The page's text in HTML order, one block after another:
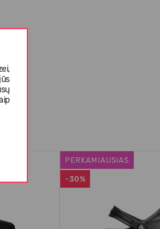
-30%
PERKAMIAUSIAS